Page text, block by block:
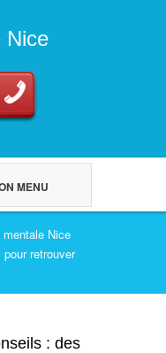
Nice
MENU
mentale Nice
retrouver
: des